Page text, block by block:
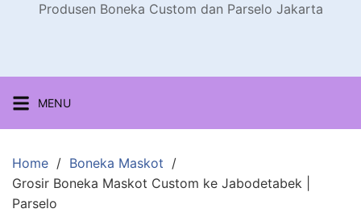
Produsen Boneka Custom dan Parselo Jakarta
MENU
Home
Boneka Maskot
Grosir Boneka Maskot Custom ke Jabodetabek |
Parselo